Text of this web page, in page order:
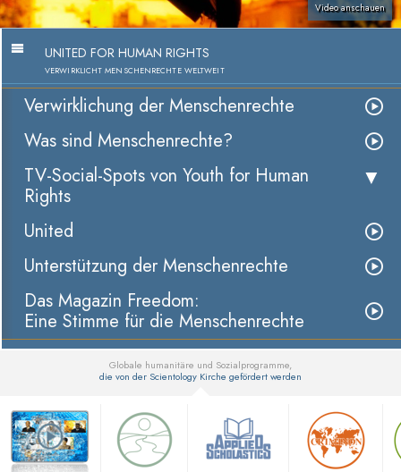
Video anschauen
UNITED FOR HUMAN RIGHTS
VERWIRKLICHT MENSCHENRECHTE WELTWEIT
Verwirklichung der Menschenrechte
Was sind Menschenrechte?
TV-Social-Spots von Youth for Human
Rights
United
Unterstützung der Menschenrechte
Das Magazin Freedom:
Eine Stimme für die Menschenrechte
Globale humanitäre und Sozialprogramme,
die von der Scientology Kirche gefördert werden